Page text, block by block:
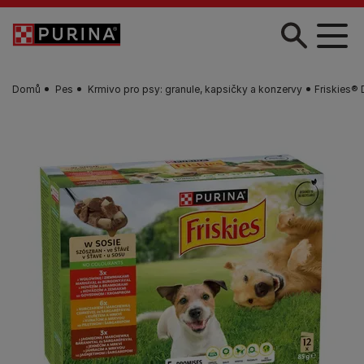
Skip to main content
Domů Pes Krmivo pro psy: granule, kapsičky a konzervy Friskies®